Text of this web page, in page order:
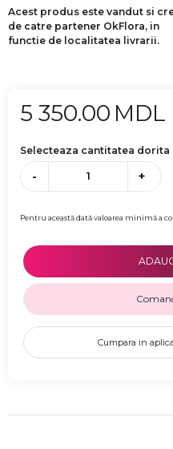
Acest produs este vandut si
de catre partener OkFlora, in
functie de localitatea livrarii.
5 350.00 MDL
Selecteaza cantitatea dorita
- +
Pentru această dată valoarea minimă a
Cumpara in